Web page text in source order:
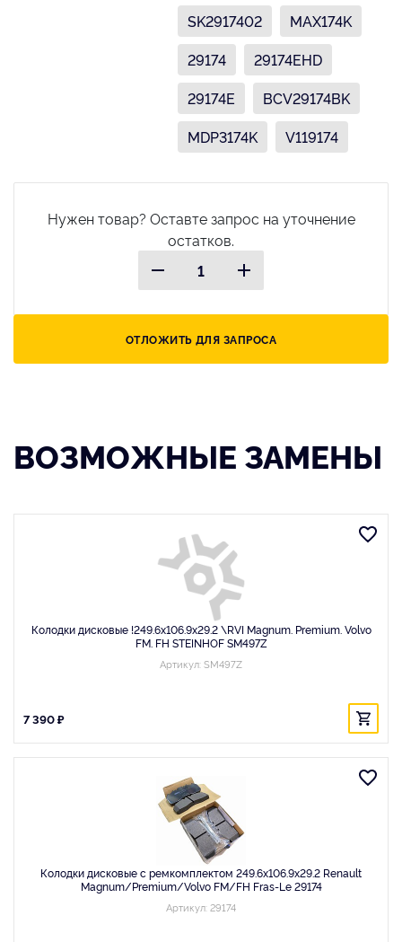
SK2917402
MAX174K
29174
29174EHD
29174E
BCV29174BK
MDP3174K
V119174
Нужен товар? Оставте запрос на уточнение
остатков.
ОТЛОЖИТЬ ДЛЯ ЗАПРОСА
ВОЗМОЖНЫЕ ЗАМЕНЫ
Колодки дисковые !249.6х106.9х29.2 \RVI Magnum. Premium. Volvo
FM. FH STEINHOF SM497Z
Артикул: SM497Z
7 390 ₽
Колодки дисковые с ремкомплектом 249.6х106.9х29.2 Renault
Magnum/Premium/Volvo FM/FH Fras-Le 29174
Артикул: 29174